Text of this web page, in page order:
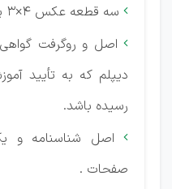
 سه قطعه عکس 4×3 پشت نویسی شده.
 اصل و روگرفت
دیپلم که به تأیید
رسیده باشد.

اصل شناسنامه و
صفحات .